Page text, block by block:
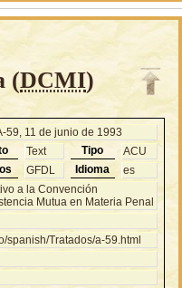
(DCMI)
59, 11 de junio de 1993
Text Tipo
ACU
GFDL Idioma
es
a la Convención
Mutua en Materia Penal
spanish/Tratados/a-59.html